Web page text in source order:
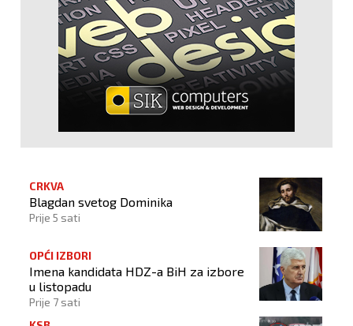
CRKVA
Blagdan svetog Dominika
Prije 5 sati
OPĆI IZBORI
Imena kandidata HDZ-a BiH za izbore
u listopadu
Prije 7 sati